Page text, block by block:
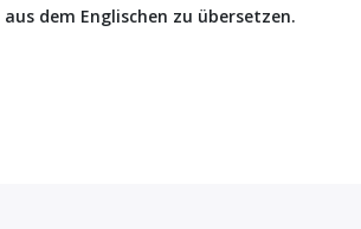
dem Englischen zu übersetzen.